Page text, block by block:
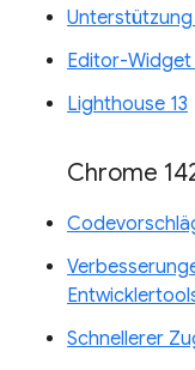
Editor-Widget
Lighthouse 13
Chrome
Schnellerer